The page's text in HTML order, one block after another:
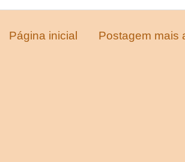
Postagem mais
Página inicial